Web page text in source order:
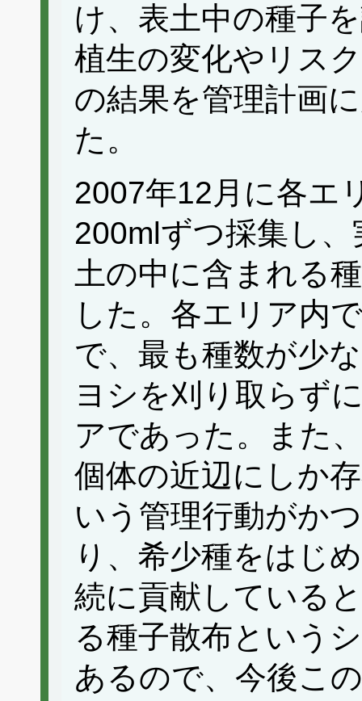
け、表土中の種子
植生の変化やリス
の結果を管理計画
た。
2007年12月に各エ
200mlずつ採集し
土の中に含まれる
した。各エリア内
で、最も種数が少
ヨシを刈り取らず
アであった。また
個体の近辺にしか
いう管理行動がか
り、希少種をはじ
続に貢献している
る種子散布という
あるので、今後こ